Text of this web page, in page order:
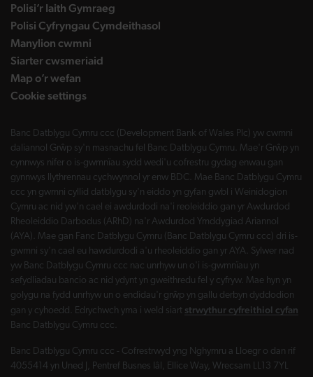
Polisi’r Iaith Gymraeg
Polisi Cyfryngau Cymdeithasol
Manylion cwmni
Siarter cwsmeriaid
Map o’r wefan
Cookie settings
Banc Datblygu Cymru ccc (Development Bank of Wales Plc) yw cwmni
daliannol Grŵp sy'n masnachu fel Banc Datblygu Cymru. Mae'r Grŵp yn
cynnwys nifer o is-gwmnïau sydd wedi'u cofrestru gydag enwau gan
gynnwys llythrennau cychwynnol yr enw BDC. Mae Banc Datblygu Cymru
ccc yn gwmni cyllid datblygu sy'n eiddo yn gyfan gwbl i Weinidogion
Cymru ac nid yw'n cael ei awdurdodi na'i reoleiddio gan yr Awdurdod
Rheoleiddio Darbodus (ARhD) na'r Awdurdod Ymddygiad Ariannol
(AYA). Mae gan Fanc Datblygu Cymru (Banc Datblygu Cymru ccc) dri is-
gwmni sy'n cael eu hawdurdodi a'u rheoleiddio gan yr AYA. Sylwer nad
yw Banc Datblygu Cymru ccc nac unrhyw un o'i is-gwmnïau yn
sefydliadau bancio ac nid ydynt yn gweithredu fel y cyfryw. Mae hyn yn
golygu na fydd unrhyw un o endidau'r grŵp yn gallu derbyn dyddodion
gan y cyhoedd. Edrychwch yma i weld siart strwythur cyfreithiol cyfan
Banc Datblygu Cymru ccc.
Banc Datblygu Cymru ccc - Cofrestrwyd yng Nghymru a Lloegr o dan rif
4055414 yn Uned J, Pentref Busnes Iâl, Ellice Way, Wrecsam LL13 7YL